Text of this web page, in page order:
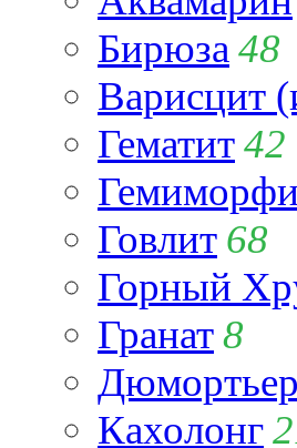
Бирюза 48
Варисцит
Гематит42
Говлит 68
Горный
Гранат8
Кахолонг